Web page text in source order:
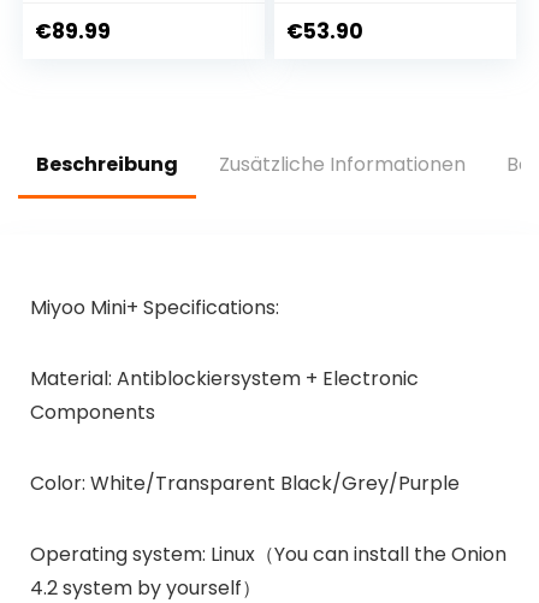
Videospielkonsole
Geburtstag
Spielzeug
Geschenk für
€89.99
Videospielkonsolen
Fernsehers
€53.90
Beschreibung Zusätzliche Informationen
Miyoo Mini+ Specifications:
Material: Antiblockiersystem + Electronic
Components
Color: White/Transparent Black/Grey/Purple
Operating system: Linux（You can install the Onion
4.2 system by yourself）